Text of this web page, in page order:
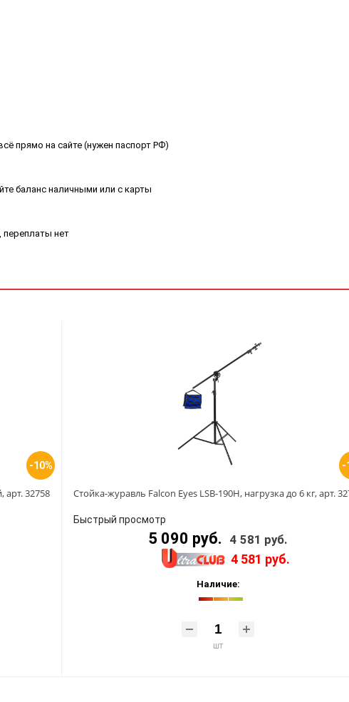
прямо на сайте (нужен паспорт РФ)
баланс наличными или с карты
переплаты нет
-10%
арт. 32758
-
Стойка-журавль Falcon Eyes LSB-190H, нагрузка до 6 кг, арт.
Быстрый просмотр
5 090 руб. 4 581 руб.
4 581 руб.
Наличие:
шт